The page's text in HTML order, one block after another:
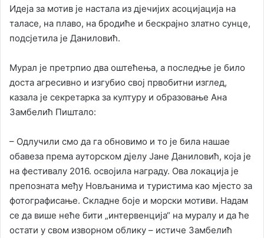
Идеја за мотив је настала из дјечијих асоцијација на
таласе, на плаво, на бродиће и бескрајно златно сунце,
подсјетила је Даниловић.
Мурал је претрпио два оштећења, a последње је билo
доста агресивнo и изгубио свој првобитни изглед,
казала је секретарка за културу и образовање Ана
Замбелић Пиштало:
– Одлучили смо да га обновимо и то је била нашае
обавеза према ауторском дјелу Јане Даниловић, која је
на фестивалу 2016. освојила награду. Ова локација је
препозната међу Новљанима и туристима као мјесто за
фотографисање. Складне боје и морски мотиви. Надам
се да више неће бити „интервенција“ на муралу и да ће
остати у свом изворном облику – истиче Замбелић